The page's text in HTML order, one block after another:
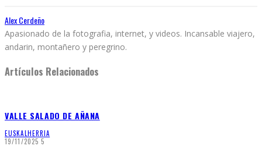
Alex Cerdeño
Apasionado de la fotografia, internet, y videos. Incansable viajero,
andarin, montañero y peregrino.
Artículos Relacionados
VALLE SALADO DE AÑANA
EUSKALHERRIA
19/11/2025 5